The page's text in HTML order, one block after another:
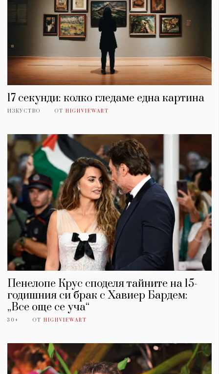
17 секунди: колко гледаме една картина
ИЗКУСТВО ОТ HIGHVIEWART
Пенелопе Крус споделя тайните на 15-
годишния си брак с Хавиер Бардем:
„Все още се уча“
30+ ОТ HIGHVIEWART